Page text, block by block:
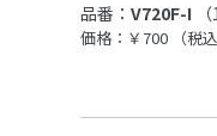
品番：V720F-I
価格：￥700 （税